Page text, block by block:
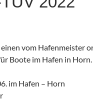
vom Hafenmeister
Boote im Hafen in Horn.
im Hafen – Horn